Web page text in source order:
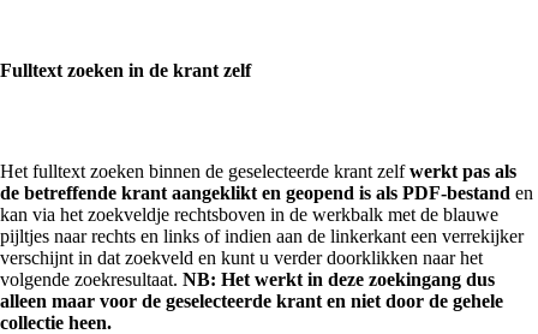
Fulltext zoeken in de krant zelf
Het fulltext zoeken binnen de geselecteerde krant zelfwerkt pas als
de betreffende krant aangeklikt en geopend is als PDF-bestand en
kan via het zoekveldje rechtsboven in de werkbalk met de blauwe
pijltjes naar rechts en links of indien aan de linkerkant een verrekijker
verschijnt in dat zoekveld en kunt u verder doorklikken naar het
volgende zoekresultaat. NB: Het werkt in deze zoekingang dus
alleen maar voor de geselecteerde krant en niet door de gehele
collectie heen.